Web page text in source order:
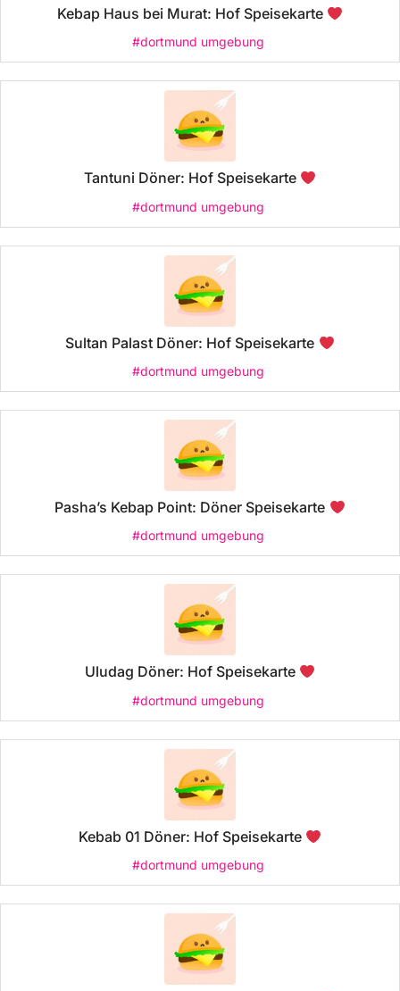
Kebap Haus bei Murat: Hof Speisekarte
#dortmund umgebung
Tantuni Döner: Hof Speisekarte
#dortmund umgebung
Sultan Palast Döner: Hof Speisekarte
#dortmund umgebung
Pasha’s Kebap Point: Döner Speisekarte
#dortmund umgebung
Uludag Döner: Hof Speisekarte
#dortmund umgebung
Kebab 01 Döner: Hof Speisekarte
#dortmund umgebung